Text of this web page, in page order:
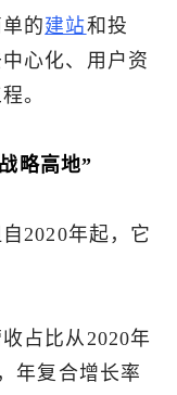
的建站和投
心化、用户资
。
略高地”
2020年起，它
占比从2020年
年复合增长率